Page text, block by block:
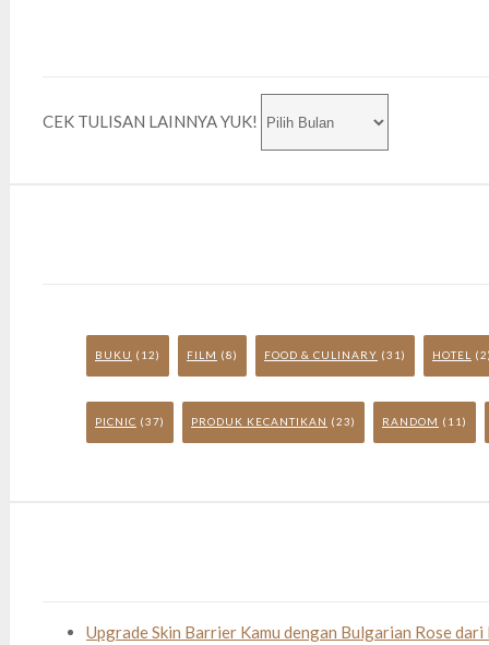
CEK TULISAN LAINNYA YUK!
BUKU (12) FILM (8) FOOD & CULINARY (31) HOTEL
PICNIC (37) PRODUK KECANTIKAN (23) RANDOM (11)
Upgrade Skin Barrier Kamu dengan Bulgarian Rose